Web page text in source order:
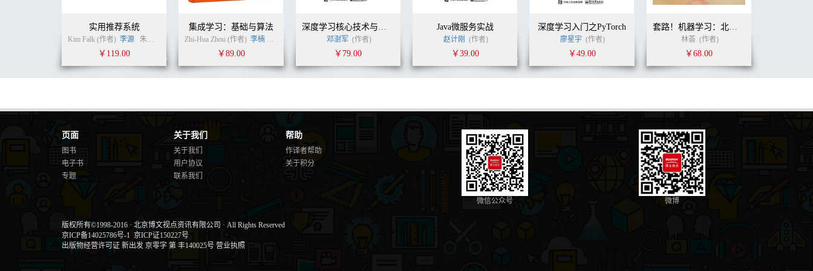
7.3 自下而上和自上而下的过程 55
7.4 传入和传出 56
7.5 迭代感知过程 56
7.6 潜意识和意识 58
7.7 本能的、行为的、反射的、情感的
过程 58
7.7.4 情感过程 60
7.8 心智模型 60
7.9 神经语言规划 61
7.9.1 NLP交流模型 62
7.9.2 外部刺激 62
8.1 看 65
8.1.1 视觉系统 65
8.1.2 亮度和明度 68
实用推荐系统
Kim Falk (作者) 李源 朱罡罡 (译者)
￥119.00
集成学习：基础与算法
Zhi-Hua Zhou (作者) 李楠 (译者)
￥89.00
深度学习核心技术与实践
邓澍军 (作者)
￥79.00
Java微服务实战
赵计刚 (作者)
￥39.00
深度学习入门之PyTorch
廖星宇 (作者)
￥49.00
套路！机器学习：北美数据科学家的私房课
林荟 (作者)
￥68.00
页面
图书
电子书
专题
关于我们
关于我们
用户协议
联系我们
帮助
作译者帮助
关于积分
微信公众号 微博
版权所有©1998-2016 · 北京博文视点资讯有限公司 · All Rights Reserved
京ICP备14025786号-1 京ICP证150227号
出版物经营许可证 新出发 京零字 第 丰140025号 营业执照